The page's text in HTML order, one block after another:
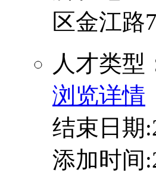
区金江路
人才类型
浏览详情
结束日期
添加时间